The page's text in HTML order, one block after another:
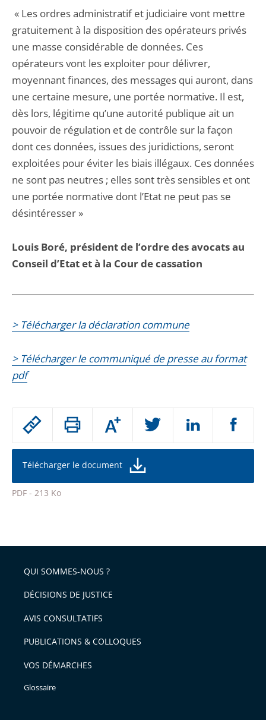
Passer
partage
de
l'article
pour
Augmenter
ou
la
de
police
Télécharger le document
PDF - 213 Ko
l'article
pour
avant
« Les ordres administratif et judiciaire vont mettre
gratuitement à la disposition des opérateurs privés
une masse considérable de données. Ces
opérateurs vont les exploiter pour délivrer,
moyennant finances, des messages qui auront, dans
une certaine mesure, une portée normative. Il est,
dès lors, légitime qu’une autorité publique ait un
pouvoir de régulation et de contrôle sur la façon
dont ces données, issues des juridictions, seront
exploitées pour éviter les biais illégaux. Ces données
ne sont pas neutres ; elles sont très sensibles et ont
une portée normative dont l’Etat ne peut pas se
désintéresser »
Louis Boré, président de l’ordre des avocats au
Conseil d’Etat et à la Cour de cassation
> Télécharger la déclaration commune
> Télécharger le communiqué de presse au format
pdf
QUI SOMMES-NOUS ?
DÉCISIONS DE JUSTICE
AVIS CONSULTATIFS
PUBLICATIONS & COLLOQUES
VOS DÉMARCHES
Glossaire